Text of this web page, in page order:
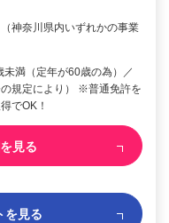
神奈川県内いずれかの事業
満（定年が60歳の為）／
規定により） ※普通免許を
でOK！
見る
を見る